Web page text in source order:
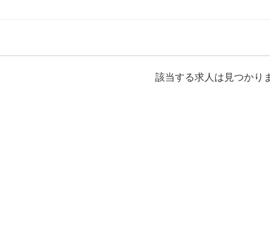
該当する求人は見つかり